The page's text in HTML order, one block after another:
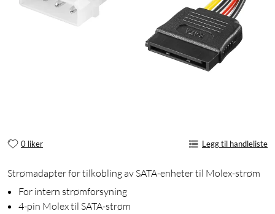
0 liker Legg til handleliste
Strømadapter for tilkobling av SATA-enheter til Molex-strøm
For intern strømforsyning
4-pin Molex til SATA-strøm